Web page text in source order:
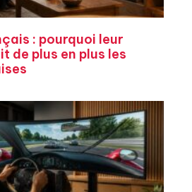
: pourquoi leur
de plus en plus les